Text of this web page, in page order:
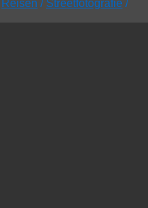
Reisen / Streetfotografie /